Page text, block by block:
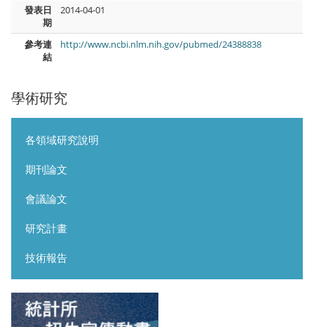
學術研究
各領域研究說明
期刊論文
會議論文
研究計畫
技術報告
發表日
期
2014-04-01
參考連
結
http://www.ncbi.nlm.nih.gov/pubmed/24388838